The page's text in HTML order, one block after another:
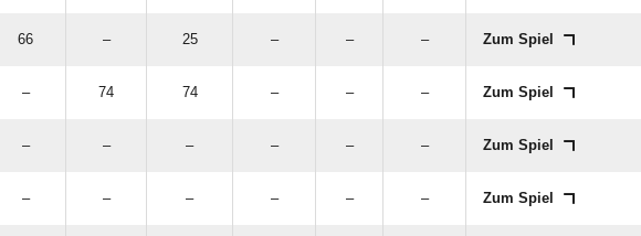
66 – 25 – – – Zum Spiel
– 74 74 – – – Zum Spiel
– – – – – – Zum Spiel
– – – – – – Zum Spiel